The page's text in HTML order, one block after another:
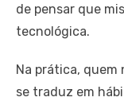
de pensar que
tecnológica.
Na prática, quem
se traduz em